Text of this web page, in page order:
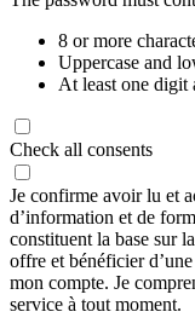
8 or more
Uppercase and
At least one digit
Check all consents
Je confirme avoir lu et
d’information et de
constituent la base sur
offre et bénéficier
mon compte. Je
service à tout moment.